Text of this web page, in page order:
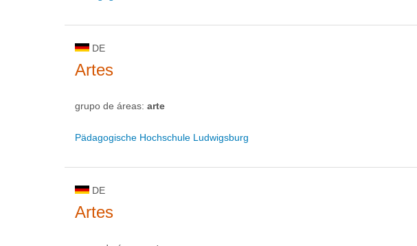
DE
Artes
grupo de áreas: arte
Pädagogische Hochschule Ludwigsburg
DE
Artes